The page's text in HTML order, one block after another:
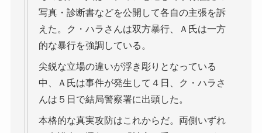
写真・診断書などを公開して各自の主張を訴
えた。ク・ハラさんは双方暴行、Ａ氏は一方
的な暴行を強調している。
尖鋭な立場の違いが浮き彫りとなっている
中、Ａ氏は事件が発生して４日、ク・ハラさ
んは５日で結局警察署に出頭した。
本格的な真実攻防はこれからだ。両側いずれ